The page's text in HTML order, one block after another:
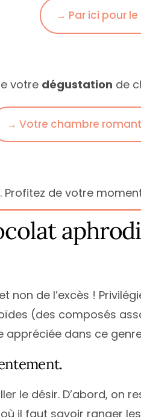
→ Par ici pour
votre dégustation de
→ Votre chambre
Profitez de votre
non de l’excès !
(des composés
appréciée dans ce
le désir. D’abord, on
il faut savoir ranger